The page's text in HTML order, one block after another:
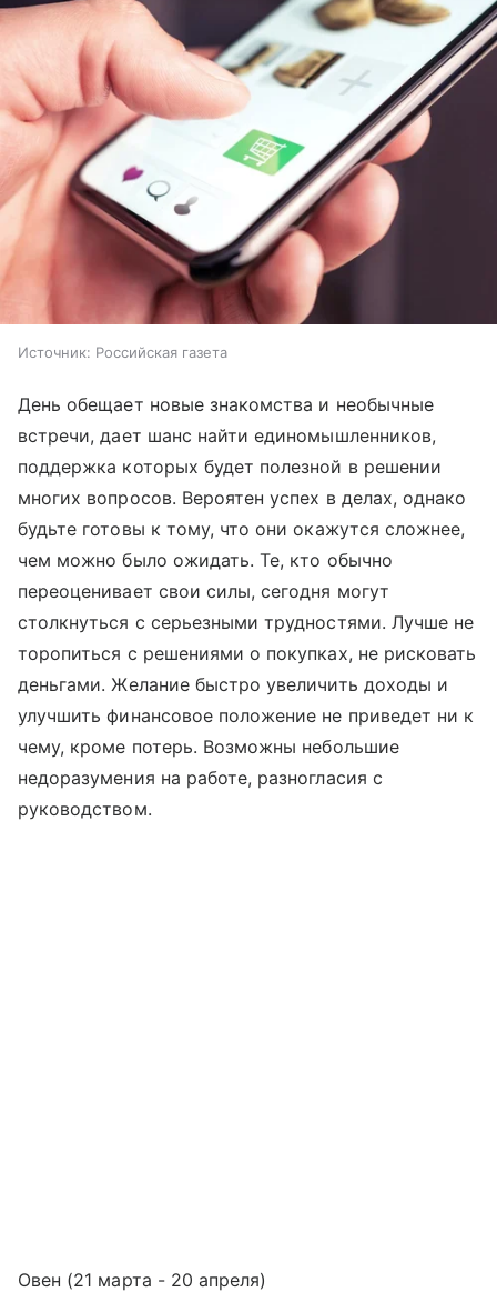
Источник: Российская газета
День обещает новые знакомства и необычные
встречи, дает шанс найти единомышленников,
поддержка которых будет полезной в решении
многих вопросов. Вероятен успех в делах, однако
будьте готовы к тому, что они окажутся сложнее,
чем можно было ожидать. Те, кто обычно
переоценивает свои силы, сегодня могут
столкнуться с серьезными трудностями. Лучше не
торопиться с решениями о покупках, не рисковать
деньгами. Желание быстро увеличить доходы и
улучшить финансовое положение не приведет ни к
чему, кроме потерь. Возможны небольшие
недоразумения на работе, разногласия с
руководством.
Овен (21 марта - 20 апреля)